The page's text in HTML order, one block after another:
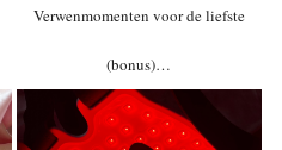
Verwenmomenten voor de liefste
(bonus)…